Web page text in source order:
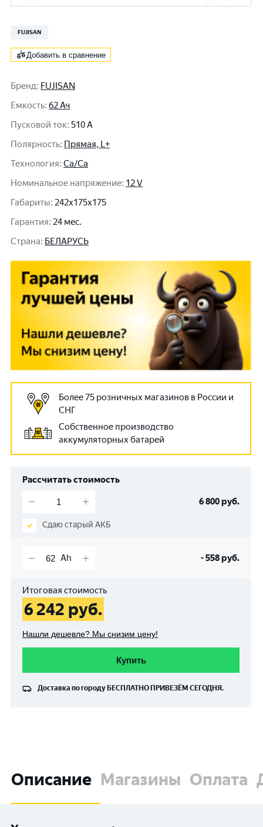
FUJISAN
Добавить в сравнение
Бренд: FUJISAN
Емкость: 62 Ач
Пусковой ток: 510 A
Полярность: Прямая, L+
Технология: Ca/Ca
Номинальное напряжение: 12 V
Габариты: 242x175x175
Гарантия: 24 мес.
Cтрана: БЕЛАРУСЬ
Более 75 розничных магазинов в России и
СНГ
Собственное производство
аккумуляторных батарей
Рассчитать стоимость
6 800руб.
Сдаю старый АКБ
-558руб.
Итоговая стоимость
6 242 руб.
Нашли дешевле? Мы снизим цену!
Купить
Доставка по городу БЕСПЛАТНО ПРИВЕЗЁМ СЕГОДНЯ.
Описание Магазины Оплата